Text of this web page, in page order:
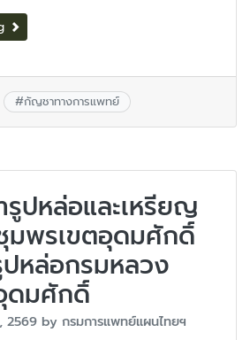
#กัญชาทางการแพทย์
ปหล่อและเหรียญ
มพรเขตอุดมศักดิ์
ปหล่อกรมหลวง
ดมศักดิ์
2569 by กรมการแพทย์แผนไทยฯ